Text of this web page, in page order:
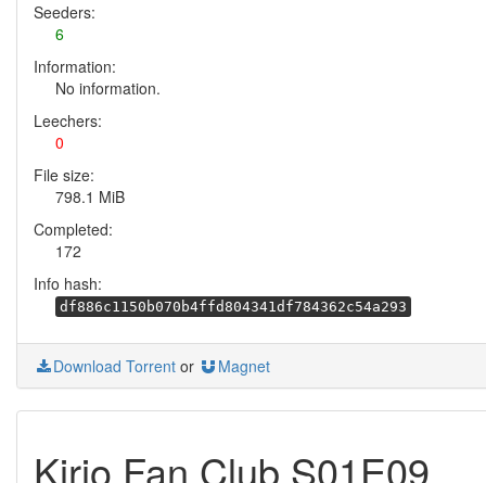
Seeders:
6
Information:
No information.
Leechers:
0
File size:
798.1 MiB
Completed:
172
Info hash:
df886c1150b070b4ffd804341df784362c54a293
Download Torrent or Magnet
Kirio Fan Club S01E09